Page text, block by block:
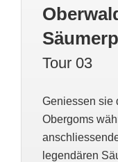
Tour 03
Geniessen sie
Obergoms
legendären